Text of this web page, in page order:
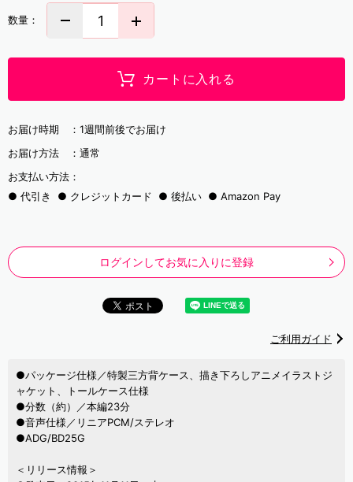
数量：
カートに入れる
お届け時期 ： 1週間前後でお届け
お届け方法 ： 通常
お支払い方法：
代引き
クレジットカード 後払い Amazon Pay
ログインしてお気に入りに登録
ご利用ガイド
●パッケージ仕様／特製三方背ケース、描き下ろしアニメイラストジ
ャケット、トールケース仕様
●分数（約）／本編23分
●音声仕様／リニアPCM/ステレオ
●ADG/BD25G
＜リリース情報＞